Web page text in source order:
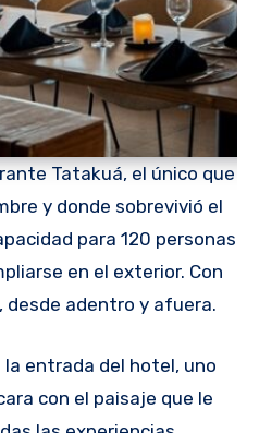
Tatakuá, el único que
y donde sobrevivió el
para 120 personas
en el exterior. Con
desde adentro y afuera.
la entrada del hotel, uno
con el paisaje que le